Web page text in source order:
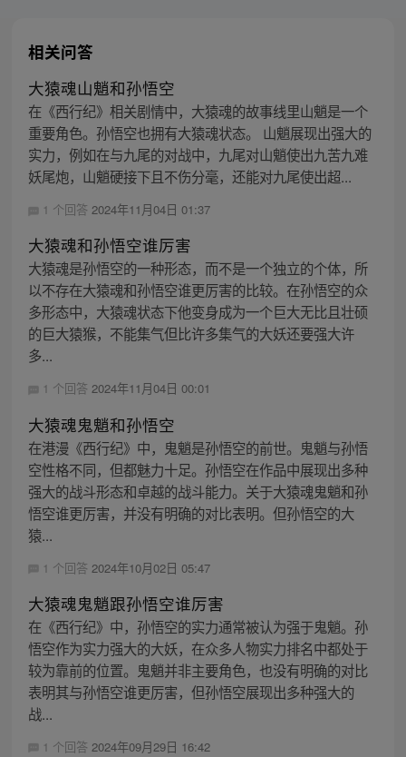
相关问答
大猿魂山魈和孙悟空
在《西行纪》相关剧情中，大猿魂的故事线里山魈是一个
重要角色。孙悟空也拥有大猿魂状态。 山魈展现出强大的
实力，例如在与九尾的对战中，九尾对山魈使出九苦九难
妖尾炮，山魈硬接下且不伤分毫，还能对九尾使出超...
1 个回答 2024年11月04日 01:37
大猿魂和孙悟空谁厉害
大猿魂是孙悟空的一种形态，而不是一个独立的个体，所
以不存在大猿魂和孙悟空谁更厉害的比较。在孙悟空的众
多形态中，大猿魂状态下他变身成为一个巨大无比且壮硕
的巨大猿猴，不能集气但比许多集气的大妖还要强大许
多...
1 个回答 2024年11月04日 00:01
大猿魂鬼魈和孙悟空
在港漫《西行纪》中，鬼魈是孙悟空的前世。鬼魈与孙悟
空性格不同，但都魅力十足。孙悟空在作品中展现出多种
强大的战斗形态和卓越的战斗能力。关于大猿魂鬼魈和孙
悟空谁更厉害，并没有明确的对比表明。但孙悟空的大
猿...
1 个回答 2024年10月02日 05:47
大猿魂鬼魈跟孙悟空谁厉害
在《西行纪》中，孙悟空的实力通常被认为强于鬼魈。孙
悟空作为实力强大的大妖，在众多人物实力排名中都处于
较为靠前的位置。鬼魈并非主要角色，也没有明确的对比
表明其与孙悟空谁更厉害，但孙悟空展现出多种强大的
战...
1 个回答 2024年09月29日 16:42